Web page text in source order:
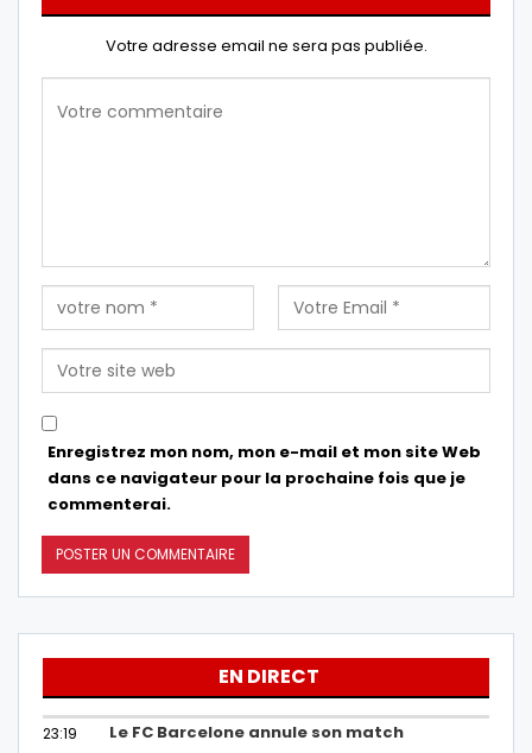
Votre adresse email ne sera pas publiée.
Enregistrez mon nom, mon e-mail et mon site Web
dans ce navigateur pour la prochaine fois que je
commenterai.
EN DIRECT
23:19
Le FC Barcelone annule son match